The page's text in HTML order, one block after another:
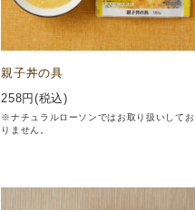
親子丼の具
258円(税込)
※ナチュラルローソンではお取り扱いしてお
りません。